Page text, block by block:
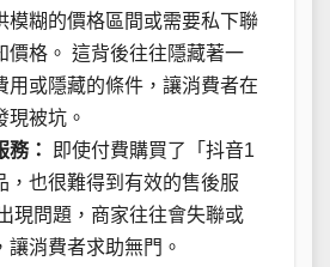
模糊的價格區間或需要私下聯
價格。 這背後往往隱藏著一
用或隱藏的條件，讓消費者在
現被坑。
務：
即使付費購買了「抖音1
，也很難得到有效的售後服
現問題，商家往往會失聯或
讓消費者求助無門。